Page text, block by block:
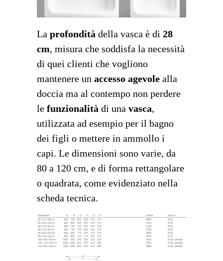
La profondità della vasca è di 28
cm, misura che soddisfa la necessità
di quei clienti che vogliono
mantenere un accesso agevole alla
doccia ma al contempo non perdere
le funzionalità di una vasca,
utilizzata ad esempio per il bagno
dei figli o mettere in ammollo i
capi. Le dimensioni sono varie, da
80 a 120 cm, e di forma rettangolare
o quadrata, come evidenziato nella
scheda tecnica.